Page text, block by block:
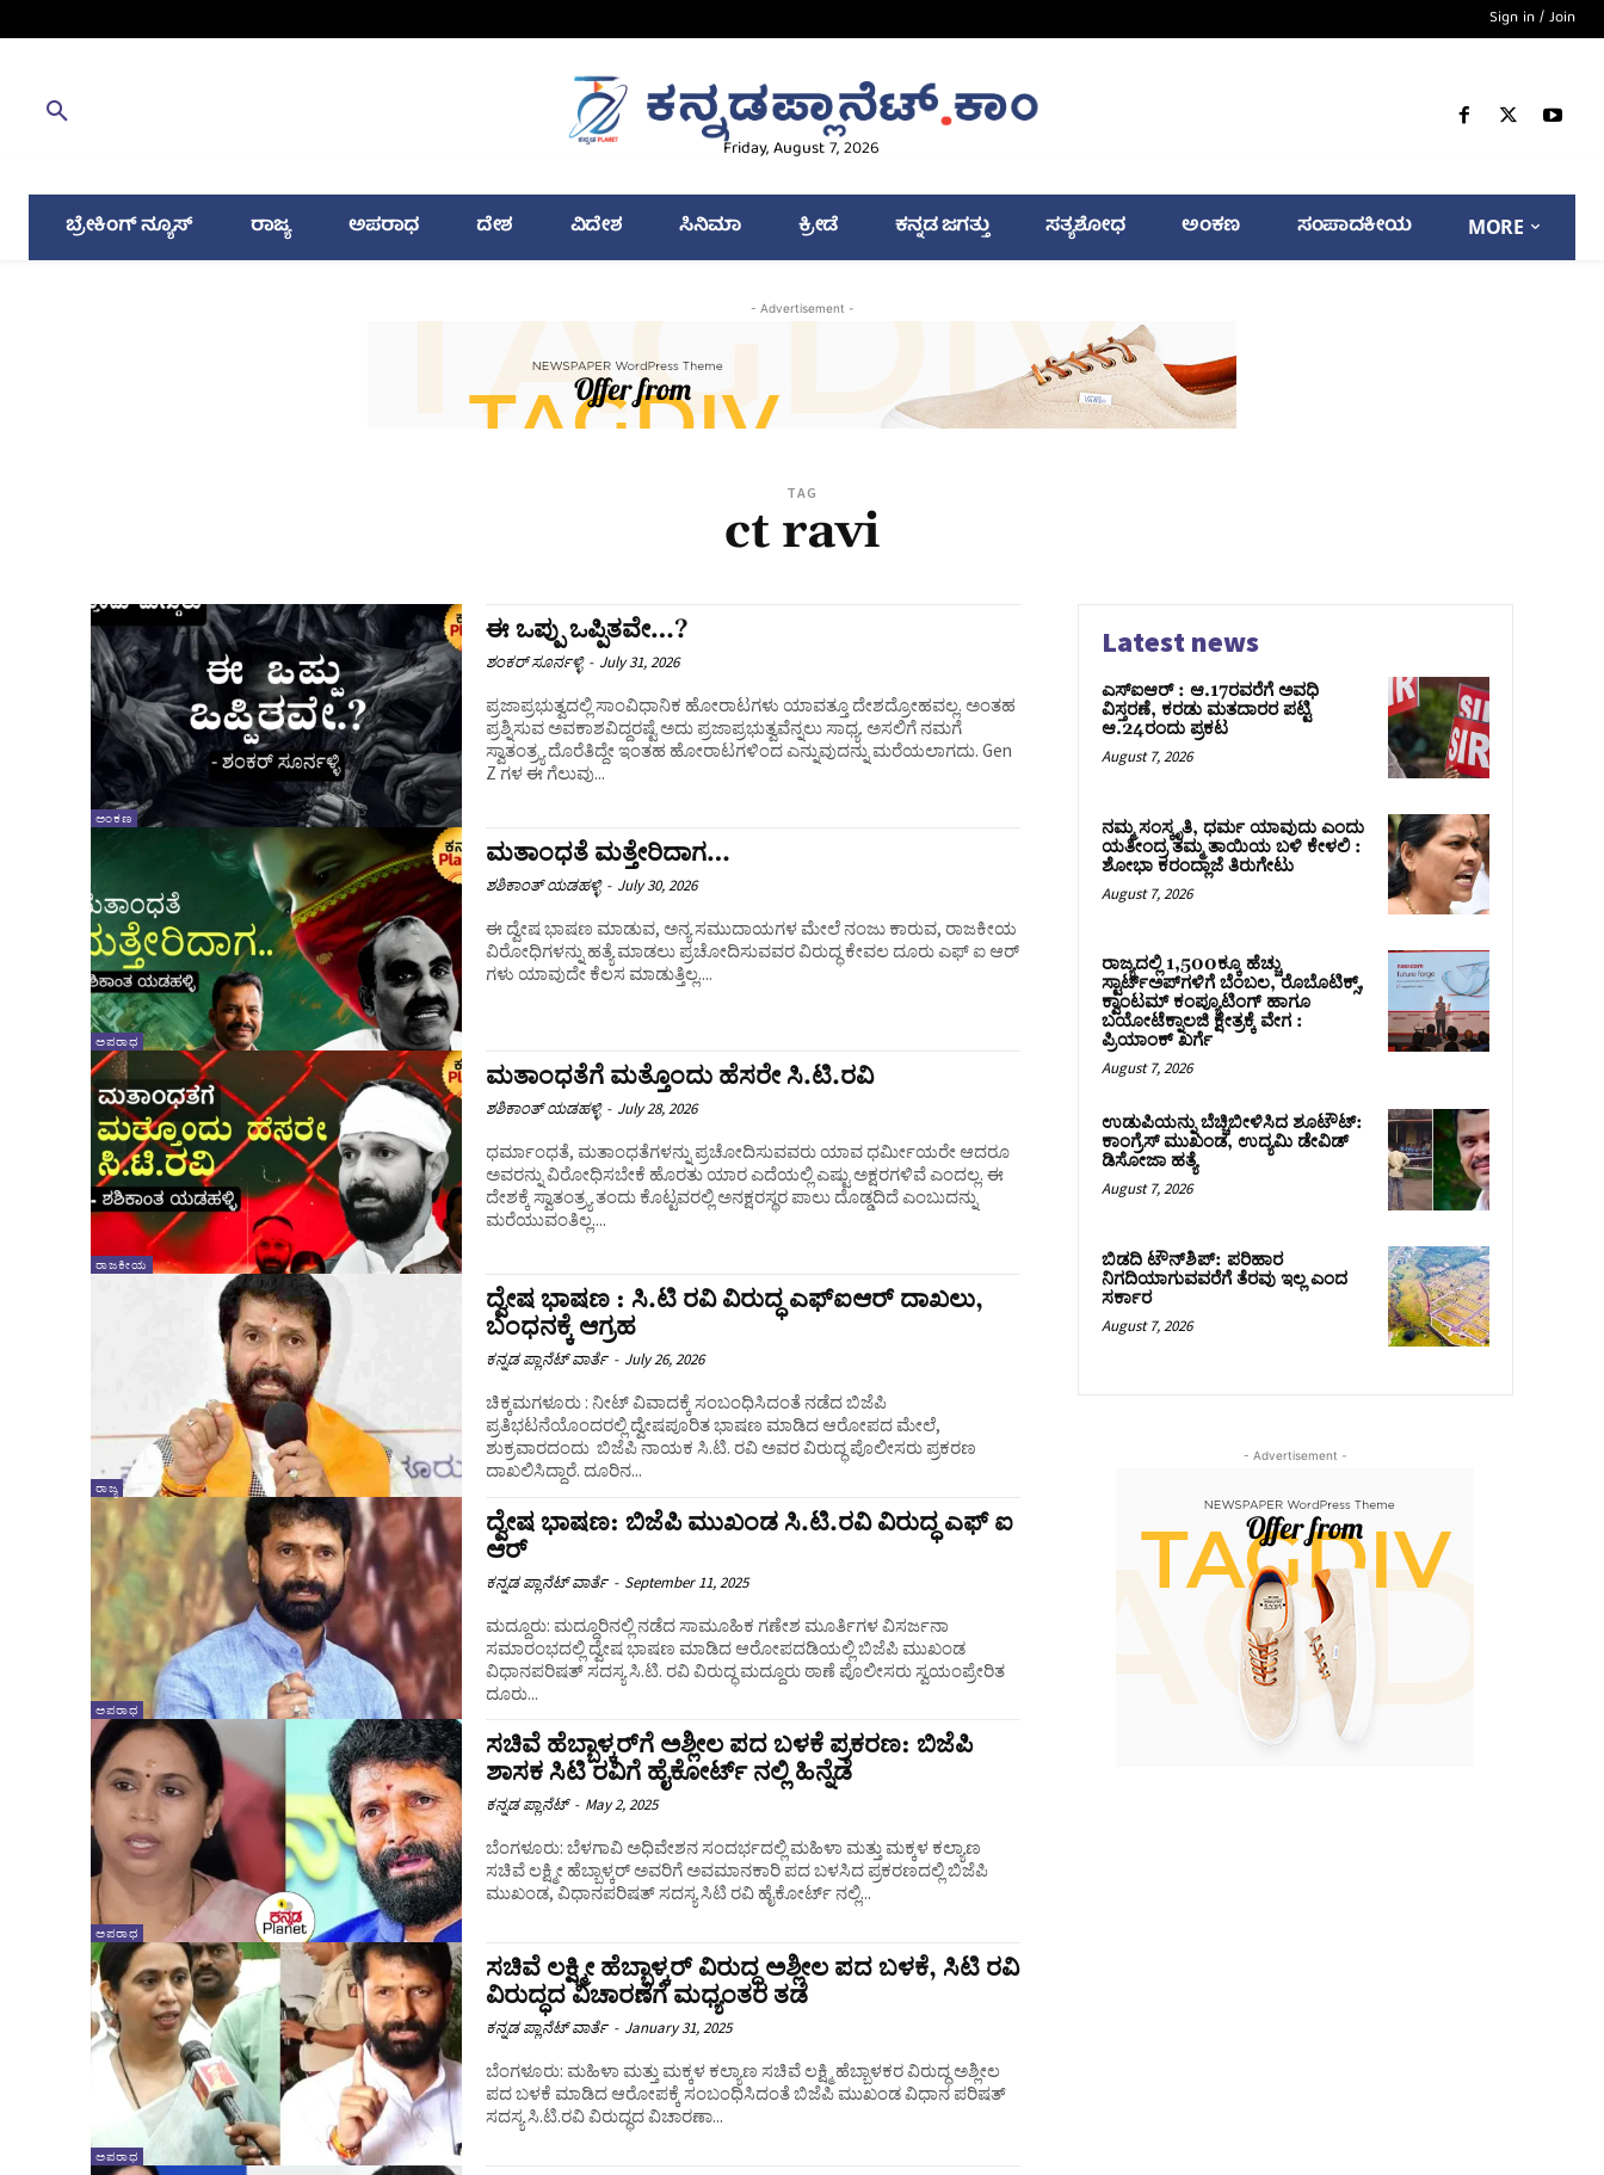
Sign in / Join
Friday, August 7, 2026
ಬ್ರೇಕಿಂಗ್ ನ್ಯೂಸ್ ರಾಜ್ಯ ಅಪರಾಧ ದೇಶ ವಿದೇಶ ಸಿನಿಮಾ ಕ್ರೀಡೆ ಕನ್ನಡ ಜಗತ್ತು ಸತ್ಯಶೋಧ ಅಂಕಣ ಸಂಪಾದಕೀಯ MORE
- Advertisement -
TAG
ct ravi
ಅಂಕಣ
ಈ ಒಪ್ಪು ಒಪ್ಪಿತವೇ…?
ಶಂಕರ್ ಸೂರ್ನಳ್ಳಿ - July 31, 2026
ಪ್ರಜಾಪ್ರಭುತ್ವದಲ್ಲಿ ಸಾಂವಿಧಾನಿಕ ಹೋರಾಟಗಳು ಯಾವತ್ತೂ ದೇಶದ್ರೋಹವಲ್ಲ. ಅಂತಹ
ಪ್ರಶ್ನಿಸುವ ಅವಕಾಶವಿದ್ದರಷ್ಟೆ ಅದು ಪ್ರಜಾಪ್ರಭುತ್ವವೆನ್ನಲು ಸಾಧ್ಯ. ಅಸಲಿಗೆ ನಮಗೆ
ಸ್ವಾತಂತ್ರ್ಯ ದೊರೆತಿದ್ದೇ ಇಂತಹ ಹೋರಾಟಗಳಿಂದ ಎನ್ನುವುದನ್ನು ಮರೆಯಲಾಗದು. Gen
Z ಗಳ ಈ ಗೆಲುವು...
ಅಪರಾಧ
ಮತಾಂಧತೆ ಮತ್ತೇರಿದಾಗ…
ಶಶಿಕಾಂತ್ ಯಡಹಳ್ಳಿ - July 30, 2026
ಈ ದ್ವೇಷ ಭಾಷಣ ಮಾಡುವ, ಅನ್ಯ ಸಮುದಾಯಗಳ ಮೇಲೆ ನಂಜು ಕಾರುವ, ರಾಜಕೀಯ
ವಿರೋಧಿಗಳನ್ನು ಹತ್ಯೆ ಮಾಡಲು ಪ್ರಚೋದಿಸುವವರ ವಿರುದ್ಧ ಕೇವಲ ದೂರು ಎಫ್‌ ಐ ಆರ್
ಗಳು ಯಾವುದೇ ಕೆಲಸ ಮಾಡುತ್ತಿಲ್ಲ....
ರಾಜಕೀಯ
ಮತಾಂಧತೆಗೆ ಮತ್ತೊಂದು ಹೆಸರೇ ಸಿ.ಟಿ.ರವಿ
ಶಶಿಕಾಂತ್ ಯಡಹಳ್ಳಿ - July 28, 2026
ಧರ್ಮಾಂಧತೆ, ಮತಾಂಧತೆಗಳನ್ನು ಪ್ರಚೋದಿಸುವವರು ಯಾವ ಧರ್ಮೀಯರೇ ಆದರೂ
ಅವರನ್ನು ವಿರೋಧಿಸಬೇಕೆ ಹೊರತು ಯಾರ ಎದೆಯಲ್ಲಿ ಎಷ್ಟು ಅಕ್ಷರಗಳಿವೆ ಎಂದಲ್ಲ. ಈ
ದೇಶಕ್ಕೆ ಸ್ವಾತಂತ್ರ್ಯ ತಂದು ಕೊಟ್ಟವರಲ್ಲಿ ಅನಕ್ಷರಸ್ಥರ ಪಾಲು ದೊಡ್ಡದಿದೆ ಎಂಬುದನ್ನು
ಮರೆಯುವಂತಿಲ್ಲ....
ರಾಜ್ಯ
ದ್ವೇಷ ಭಾಷಣ : ಸಿ.ಟಿ ರವಿ ವಿರುದ್ಧ ಎಫ್‌ಐಆರ್‌ ದಾಖಲು,
ಬಂಧನಕ್ಕೆ ಆಗ್ರಹ
ಕನ್ನಡ ಪ್ಲಾನೆಟ್ ವಾರ್ತೆ - July 26, 2026
ಚಿಕ್ಕಮಗಳೂರು : ನೀಟ್ ವಿವಾದಕ್ಕೆ ಸಂಬಂಧಿಸಿದಂತೆ ನಡೆದ ಬಿಜೆಪಿ
ಪ್ರತಿಭಟನೆಯೊಂದರಲ್ಲಿ ದ್ವೇಷಪೂರಿತ ಭಾಷಣ ಮಾಡಿದ ಆರೋಪದ ಮೇಲೆ,
ಶುಕ್ರವಾರದಂದು ‌ ಬಿಜೆಪಿ ನಾಯಕ ಸಿ.ಟಿ. ರವಿ ಅವರ ವಿರುದ್ಧ ಪೊಲೀಸರು ಪ್ರಕರಣ
ದಾಖಲಿಸಿದ್ದಾರೆ. ದೂರಿನ...
ಅಪರಾಧ
ದ್ವೇಷ ಭಾಷಣ: ಬಿಜೆಪಿ ಮುಖಂಡ ಸಿ.ಟಿ.ರವಿ ವಿರುದ್ಧ ಎಫ್‌ ಐ
ಆರ್‌
ಕನ್ನಡ ಪ್ಲಾನೆಟ್ ವಾರ್ತೆ - September 11, 2025
ಮದ್ದೂರು: ಮದ್ದೂರಿನಲ್ಲಿ ನಡೆದ ಸಾಮೂಹಿಕ ಗಣೇಶ ಮೂರ್ತಿಗಳ ವಿಸರ್ಜನಾ
ಸಮಾರಂಭದಲ್ಲಿ ದ್ವೇಷ ಭಾಷಣ ಮಾಡಿದ ಆರೋಪದಡಿಯಲ್ಲಿ ಬಿಜೆಪಿ ಮುಖಂಡ
ವಿಧಾನಪರಿಷತ್‌ ಸದಸ್ಯ ಸಿ.ಟಿ. ರವಿ ವಿರುದ್ಧ ಮದ್ದೂರು ಠಾಣೆ ಪೊಲೀಸರು ಸ್ವಯಂಪ್ರೇರಿತ
ದೂರು...
ಅಪರಾಧ
ಸಚಿವೆ ಹೆಬ್ಬಾಳ್ಕರ್‌ಗೆ ಅಶ್ಲೀಲ ಪದ ಬಳಕೆ ಪ್ರಕರಣ: ಬಿಜೆಪಿ
ಶಾಸಕ ಸಿಟಿ ರವಿಗೆ ಹೈಕೋರ್ಟ್‌ ನಲ್ಲಿ ಹಿನ್ನೆಡೆ
ಕನ್ನಡ ಪ್ಲಾನೆಟ್ - May 2, 2025
ಬೆಂಗಳೂರು: ಬೆಳಗಾವಿ ಅಧಿವೇಶನ ಸಂದರ್ಭದಲ್ಲಿ ಮಹಿಳಾ ಮತ್ತು ಮಕ್ಕಳ ಕಲ್ಯಾಣ
ಸಚಿವೆ ಲಕ್ಷ್ಮೀ ಹೆಬ್ಬಾಳ್ಕರ್ ಅವರಿಗೆ ಅವಮಾನಕಾರಿ ಪದ ಬಳಸಿದ ಪ್ರಕರಣದಲ್ಲಿ ಬಿಜೆಪಿ
ಮುಖಂಡ, ವಿಧಾನಪರಿಷತ್‌ ಸದಸ್ಯ ಸಿಟಿ ರವಿ ಹೈಕೋರ್ಟ್‌ ನಲ್ಲಿ...
ಅಪರಾಧ
ಸಚಿವೆ ಲಕ್ಷ್ಮೀ ಹೆಬ್ಬಾಳ್ಕರ್‌ ವಿರುದ್ಧ ಅಶ್ಲೀಲ ಪದ ಬಳಕೆ, ಸಿಟಿ ರವಿ
ವಿರುದ್ಧದ ವಿಚಾರಣೆಗೆ ಮಧ್ಯಂತರ ತಡೆ
ಕನ್ನಡ ಪ್ಲಾನೆಟ್ ವಾರ್ತೆ - January 31, 2025
ಬೆಂಗಳೂರು: ಮಹಿಳಾ ಮತ್ತು ಮಕ್ಕಳ ಕಲ್ಯಾಣ ಸಚಿವೆ ಲಕ್ಷ್ಮಿ ಹೆಬ್ಬಾಳಕರ ವಿರುದ್ಧ ಅಶ್ಲೀಲ
ಪದ ಬಳಕೆ ಮಾಡಿದ ಆರೋಪಕ್ಕೆ ಸಂಬಂಧಿಸಿದಂತೆ ಬಿಜೆಪಿ ಮುಖಂಡ ವಿಧಾನ ಪರಿಷತ್‌
ಸದಸ್ಯ ಸಿ.ಟಿ.ರವಿ ವಿರುದ್ಧದ ವಿಚಾರಣಾ...
Latest news
ಎಸ್‌ಐಆರ್‌ : ಆ.17ರವರೆಗೆ ಅವಧಿ
ವಿಸ್ತರಣೆ, ಕರಡು ಮತದಾರರ ಪಟ್ಟಿ
ಆ.24ರಂದು ಪ್ರಕಟ
August 7, 2026
ನಮ್ಮ ಸಂಸ್ಕೃತಿ, ಧರ್ಮ ಯಾವುದು ಎಂದು
ಯತೀಂದ್ರ ತಮ್ಮ ತಾಯಿಯ ಬಳಿ ಕೇಳಲಿ :
ಶೋಭಾ ಕರಂದ್ಲಾಜೆ ತಿರುಗೇಟು
August 7, 2026
ರಾಜ್ಯದಲ್ಲಿ 1,500ಕ್ಕೂ ಹೆಚ್ಚು
ಸ್ಟಾರ್ಟ್‌ಅಪ್‌ಗಳಿಗೆ ಬೆಂಬಲ, ರೊಬೊಟಿಕ್ಸ್,
ಕ್ವಾಂಟಮ್ ಕಂಪ್ಯೂಟಿಂಗ್ ಹಾಗೂ
ಬಯೋಟೆಕ್ನಾಲಜಿ ಕ್ಷೇತ್ರಕ್ಕೆ ವೇಗ :
ಪ್ರಿಯಾಂಕ್‌ ಖರ್ಗೆ
August 7, 2026
ಉಡುಪಿಯನ್ನು ಬೆಚ್ಚಿಬೀಳಿಸಿದ ಶೂಟೌಟ್‌:
ಕಾಂಗ್ರೆಸ್‌ ಮುಖಂಡ, ಉದ್ಯಮಿ ಡೇವಿಡ್
ಡಿಸೋಜಾ ಹತ್ಯೆ
August 7, 2026
ಬಿಡದಿ ಟೌನ್‌ಶಿಪ್‌: ಪರಿಹಾರ
ನಿಗದಿಯಾಗುವವರೆಗೆ ತೆರವು ಇಲ್ಲ ಎಂದ
ಸರ್ಕಾರ
August 7, 2026
- Advertisement -